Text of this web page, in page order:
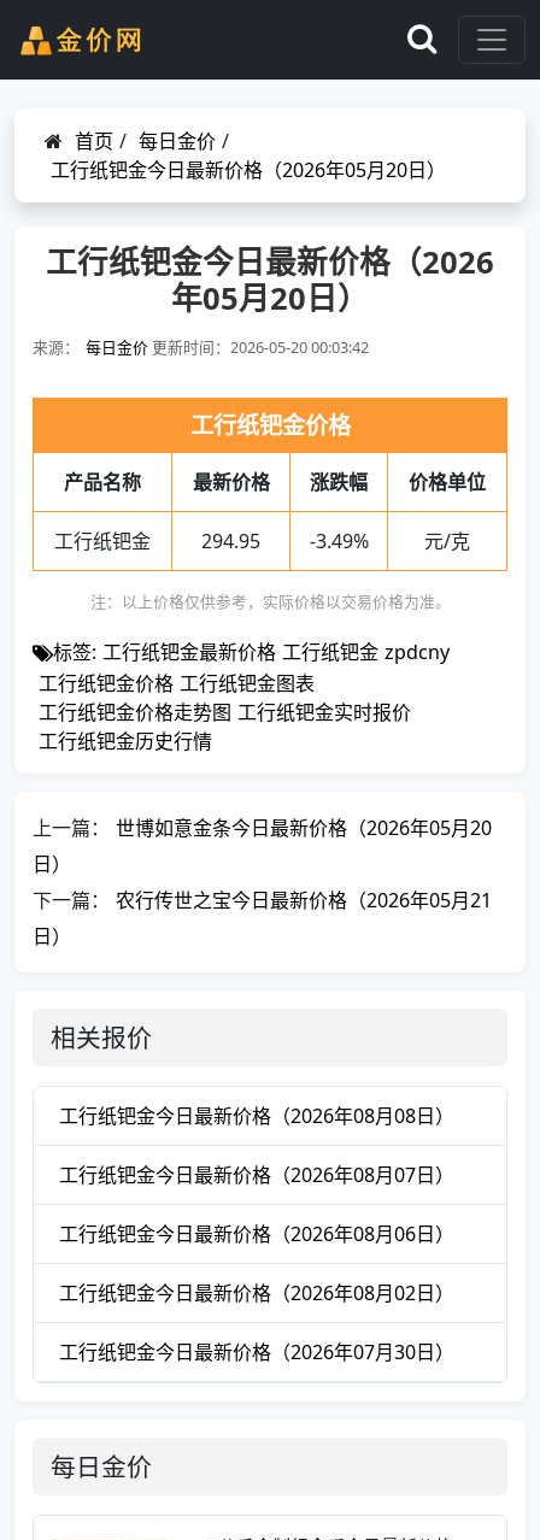
首页 / 每日金价 /
工行纸钯金今日最新价格（2026年05月20日）
工行纸钯金今日最新价格（2026
年05月20日）
来源： 每日金价 更新时间：2026-05-20 00:03:42
工行纸钯金价格
产品名称 最新价格 涨跌幅 价格单位
工行纸钯金 294.95 -3.49% 元/克
注：以上价格仅供参考，实际价格以交易价格为准。
标签: 工行纸钯金最新价格 工行纸钯金 zpdcny
工行纸钯金价格 工行纸钯金图表
工行纸钯金价格走势图 工行纸钯金实时报价
工行纸钯金历史行情
上一篇：
世博如意金条今日最新价格（2026年05月20
日）
下一篇：
农行传世之宝今日最新价格（2026年05月21
日）
相关报价
工行纸钯金今日最新价格（2026年08月08日）
工行纸钯金今日最新价格（2026年08月07日）
工行纸钯金今日最新价格（2026年08月06日）
工行纸钯金今日最新价格（2026年08月02日）
工行纸钯金今日最新价格（2026年07月30日）
每日金价